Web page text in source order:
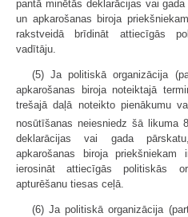
pantā minētās deklarācijas vai
un apkarošanas biroja
rakstveidā brīdināt attiecīgās
vadītāju.
(5) Ja politiskā organizācija
apkarošanas biroja noteiktajā
trešajā daļā noteikto pienākumu
nosūtīšanas neiesniedz šā likuma
deklarācijas vai gada
apkarošanas biroja
ierosināt attiecīgās politiskās
apturēšanu tiesas ceļā.
(6) Ja politiskā organizācija